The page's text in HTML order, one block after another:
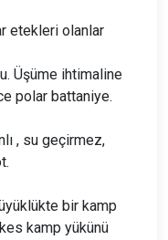
etekleri olanlar
Üşüme ihtimaline
polar battaniye.
, su geçirmez,
bir kamp
kamp yükünü